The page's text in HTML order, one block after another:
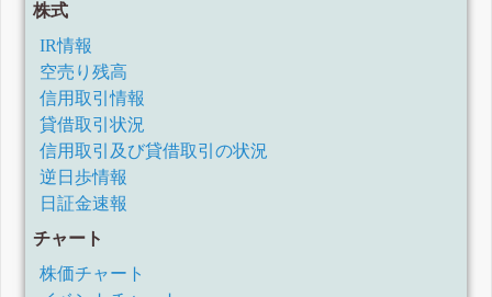
株式
IR情報
空売り残高
信用取引情報
貸借取引状況
信用取引及び貸借取引の状況
逆日歩情報
日証金速報
チャート
株価チャート